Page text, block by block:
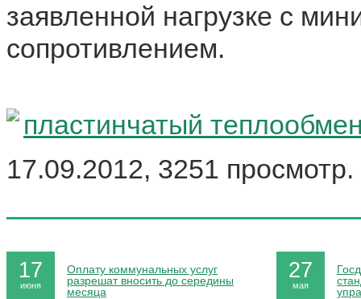
заявленной нагрузке с
сопротивлением.
пластинчатый
17.09.2012, 3251 просмотр.
17
июня
Оплату коммунальных услуг
разрешат вносить до середины
месяца
27
мая